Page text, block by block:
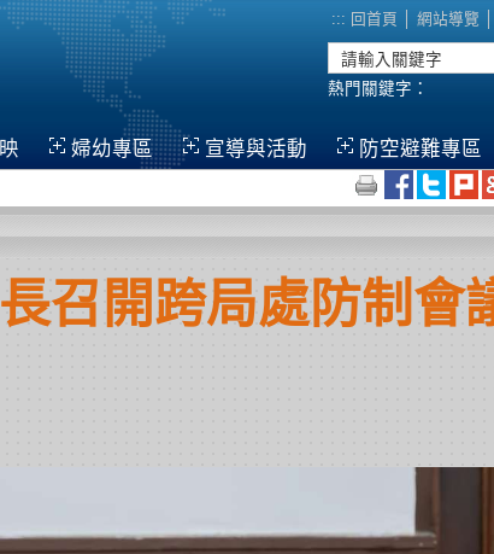
::: 回首頁 網站導覽
熱門關鍵字 ：
婦幼專區 宣導與活動 防空避難專區
召開跨局處防制會